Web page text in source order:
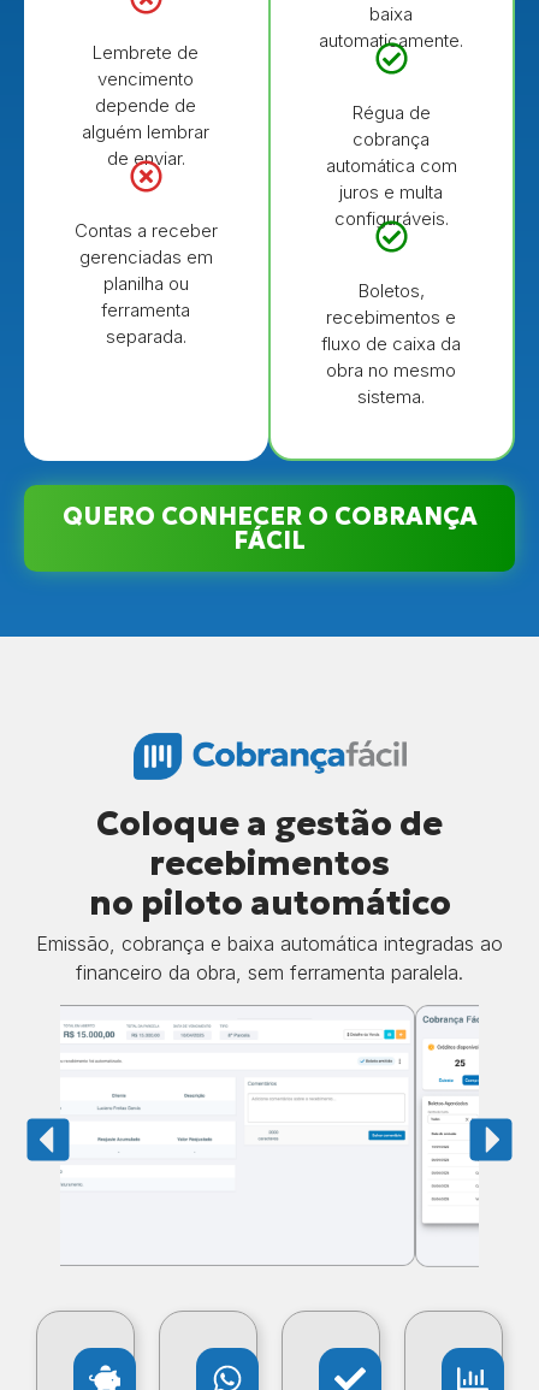
Lembrete de
vencimento
depende de
alguém lembrar
de enviar.
Contas a receber
gerenciadas em
planilha ou
ferramenta
separada.
baixa
automaticamente.
Régua de
cobrança
automática com
juros e multa
configuráveis.
Boletos,
recebimentos e
fluxo de caixa da
obra no mesmo
sistema.
QUERO CONHECER O COBRANÇA
FÁCIL
Coloque a gestão de
recebimentos
no piloto automático
Emissão, cobrança e baixa automática integradas ao
financeiro da obra, sem ferramenta paralela.